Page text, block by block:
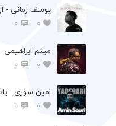
یوسف زمانی -
0
0
میثم
0
0
امین سوری -
0
0